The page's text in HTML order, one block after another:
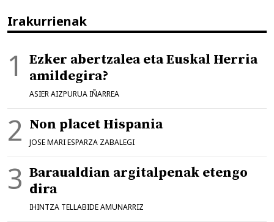
Irakurrienak
Ezker abertzalea eta Euskal Herria
amildegira?
ASIER AIZPURUA IÑARREA
Non placet Hispania
JOSE MARI ESPARZA ZABALEGI
Baraualdian argitalpenak etengo
dira
IHINTZA TELLABIDE AMUNARRIZ